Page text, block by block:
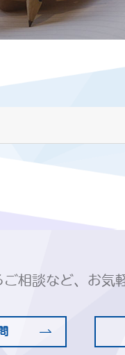
相談など、お気